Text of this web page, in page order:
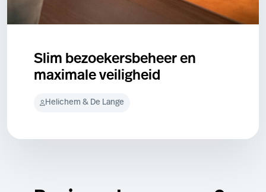
Slim bezoekersbeheer en
maximale veiligheid
Helichem & De Lange